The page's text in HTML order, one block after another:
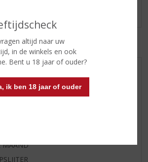
altijd naar uw
in de winkels en ook
Bent u 18 jaar of ouder?
ik ben 18 jaar of ouder
BTW
MAAND